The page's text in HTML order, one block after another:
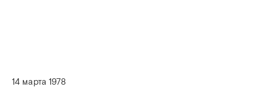
14 марта 1978